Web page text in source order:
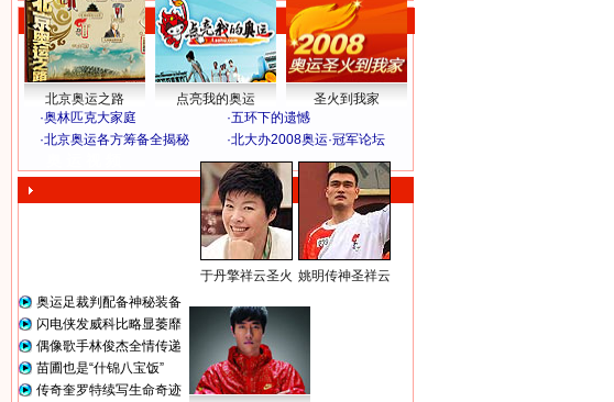
北京奥运之路 点亮我的奥运
圣火到我家
·奥林匹克大家庭 ·五环下的遗憾
·北京奥运各方筹备全揭秘 ·北大办2008奥运·冠军论坛
于丹擎祥云圣火 姚明传神圣祥云
奥运足裁判配备神秘装备
闪电侠发威科比略显萎靡
偶像歌手林俊杰全情传递
苗圃也是“什锦八宝饭”
传奇奎罗特续写生命奇迹